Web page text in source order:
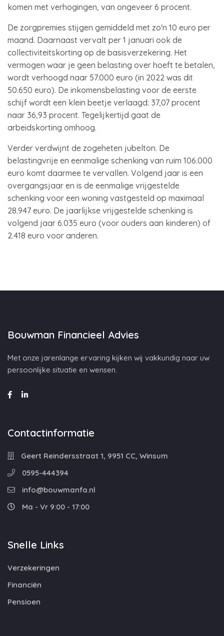
komen met verhogingen, van ongeveer 6 procent.
De zorgpremies stijgen gemiddeld met zo'n 10 euro per
maand. Daarnaast vervalt per 1 januari ook de
collectiviteitskorting op de basisverzekering. Het
vermogen waar je geen belasting over hoeft te betalen,
wordt verhoogd naar 57.000 euro (in 2022 was dit
50.650 euro). De inkomensbelasting voor de eerste
schijf wordt een klein beetje verlaagd: 37,07 procent
naar 36,93 procent. Tegelijkertijd gaat de
arbeidskorting omhoog.
Verder verdwijnt de zogeheten jubelton. De
belastingvrije en eenmalige schenking van ruim 106.000
euro komt daarmee te vervallen. Volgend jaar is een
overgangsjaar en is de eenmalige vrijgestelde
schenking voor een woning vastgesteld op maximaal
28.947 euro. De jaarlijkse vrijgestelde schenking is
volgend jaar 6.035 euro (voor ouders aan kinderen) of
2.418 euro voor anderen.
Bouwman Financieel Advies
Met onze jarenlange ervaring kijken wij vakkundig naar uw
persoonlijke situatie en wensen.
Contactinformatie
Geert Reindersstraat 1, 9951 CC, Winsum
0595-444394
info@bouwmanfa.nl
Ma - Vr 9:00 - 17:00
Snelle Links
Verzekeringen
Financiën
Pensioen